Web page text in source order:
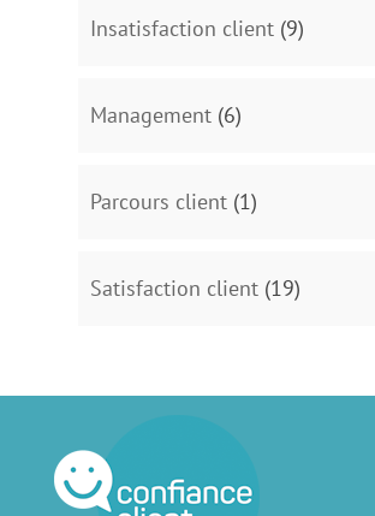
Insatisfaction client(9)
Management(6)
Parcours client(1)
Satisfaction client(19)